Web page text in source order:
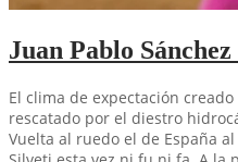
Juan Pablo
El clima de expectación
rescatado por el diestro
Vuelta al ruedo el de España